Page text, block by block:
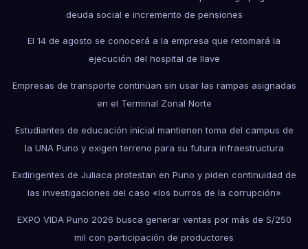
deuda social e incremento de pensiones
El 14 de agosto se conocerá a la empresa que retomará la
ejecución del hospital de Ilave
Empresas de transporte continúan sin usar las rampas asignadas
en el Terminal Zonal Norte
Estudiantes de educación inicial mantienen toma del campus de
la UNA Puno y exigen terreno para su futura infraestructura
Exdirigentes de Juliaca protestan en Puno y piden continuidad de
las investigaciones del caso «los burros de la corrupción»
EXPO VIDA Puno 2026 busca generar ventas por más de S/250
mil con participación de productores